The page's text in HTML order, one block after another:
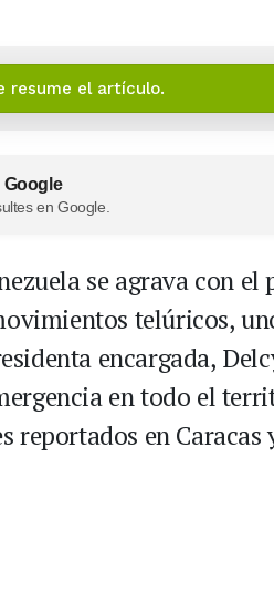
resume el artículo.
Google
en Google.
se agrava con el
telúricos,
encargada,
en todo el
reportados en Caracas